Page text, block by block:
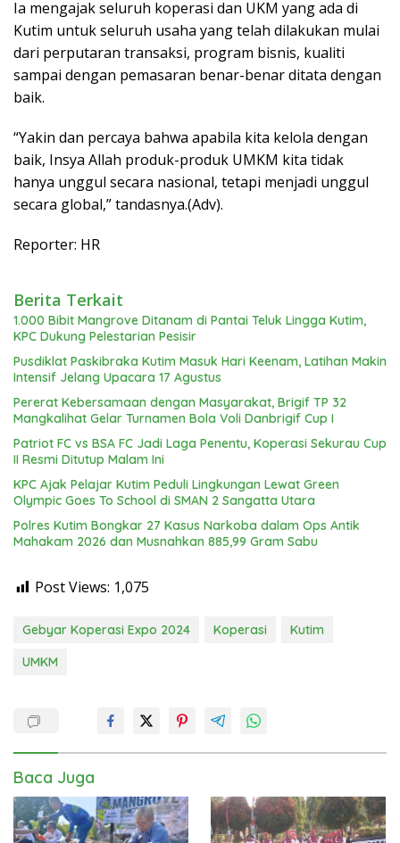
Ia mengajak seluruh koperasi dan UKM yang ada di
Kutim untuk seluruh usaha yang telah dilakukan mulai
dari perputaran transaksi, program bisnis, kualiti
sampai dengan pemasaran benar-benar ditata dengan
baik.
“Yakin dan percaya bahwa apabila kita kelola dengan
baik, Insya Allah produk-produk UMKM kita tidak
hanya unggul secara nasional, tetapi menjadi unggul
secara global,” tandasnya.(Adv).
Reporter: HR
Berita Terkait
1.000 Bibit Mangrove Ditanam di Pantai Teluk Lingga Kutim,
KPC Dukung Pelestarian Pesisir
Pusdiklat Paskibraka Kutim Masuk Hari Keenam, Latihan Makin
Intensif Jelang Upacara 17 Agustus
Pererat Kebersamaan dengan Masyarakat, Brigif TP 32
Mangkalihat Gelar Turnamen Bola Voli Danbrigif Cup I
Patriot FC vs BSA FC Jadi Laga Penentu, Koperasi Sekurau Cup
II Resmi Ditutup Malam Ini
KPC Ajak Pelajar Kutim Peduli Lingkungan Lewat Green
Olympic Goes To School di SMAN 2 Sangatta Utara
Polres Kutim Bongkar 27 Kasus Narkoba dalam Ops Antik
Mahakam 2026 dan Musnahkan 885,99 Gram Sabu
Post Views: 1,075
Gebyar Koperasi Expo 2024 Koperasi
Kutim
UMKM
Baca Juga